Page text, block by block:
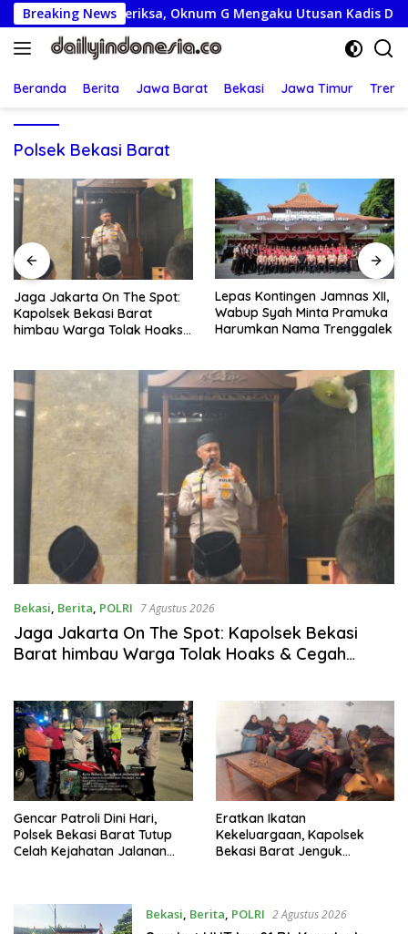
Langsung
ke
konten
Breaking News
Diperiksa, Oknum G Mengaku Utusan Kadis Disdagperin
Beranda Berita Jawa Barat Bekasi Jawa Timur
Polsek Bekasi Barat
Jaga Jakarta On The Spot:
Kapolsek Bekasi Barat
himbau Warga Tolak Hoaks
Lepas Kontingen Jamnas XII,
Wabup Syah Minta Pramuka
Harumkan Nama Trenggalek
Bekasi, Berita, POLRI 7 Agustus 2026
Jaga Jakarta On The Spot: Kapolsek Bekasi
Barat himbau Warga Tolak Hoaks & Cegah
Gencar Patroli Dini Hari,
Polsek Bekasi Barat Tutup
Celah Kejahatan Jalanan
Eratkan Ikatan
Kekeluargaan, Kapolsek
Bekasi Barat Jenguk
Bekasi, Berita, POLRI 2 Agustus 2026